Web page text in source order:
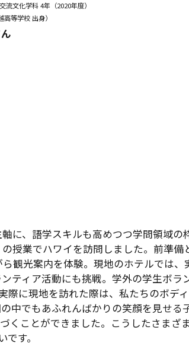
流文化学科 4年（2020年度）
高等学校 出身）
に、語学スキルも高めつつ学問領域の
授業でハワイを訪問しました。前準備
観光案内を体験。現地のホテルでは、
ティア活動にも挑戦。学外の学生ボラ
に現地を訪れた際は、私たちのボデ
中でもあふれんばかりの笑顔を見せる
ことができました。こうしたさまざ
す。